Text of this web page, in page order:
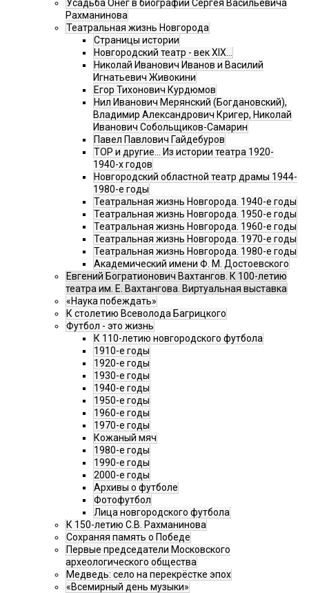
Усадьба Онег в биографии Сергея Васильевича
Рахманинова
Театральная жизнь Новгорода
Страницы истории
Новгородский театр - век XIX…
Николай Иванович Иванов и Василий
Игнатьевич Живокини
Егор Тихонович Курдюмов
Нил Иванович Мерянский (Богдановский),
Владимир Александрович Кригер, Николай
Иванович Собольщиков-Самарин
Павел Павлович Гайдебуров
ТОР и другие… Из истории театра 1920-
1940-х годов
Новгородский областной театр драмы 1944-
1980-е годы
Театральная жизнь Новгорода. 1940-е годы
Театральная жизнь Новгорода. 1950-е годы
Театральная жизнь Новгорода. 1960-е годы
Театральная жизнь Новгорода. 1970-е годы
Театральная жизнь Новгорода. 1980-е годы
Академический имени Ф. М. Достоевского
Евгений Богратионович Вахтангов. К 100-летию
театра им. Е. Вахтангова. Виртуальная выставка
«Наука побеждать»
К столетию Всеволода Багрицкого
Футбол - это жизнь
К 110-летию новгородского футбола
1910-е годы
1920-е годы
1930-е годы
1940-е годы
1950-е годы
1960-е годы
1970-е годы
Кожаный мяч
1980-е годы
1990-е годы
2000-е годы
Архивы о футболе
Фотофутбол
Лица новгородского футбола
К 150-летию С.В. Рахманинова
Сохраняя память о Победе
Первые председатели Московского
археологического общества
Медведь: село на перекрёстке эпох
«Всемирный день музыки»